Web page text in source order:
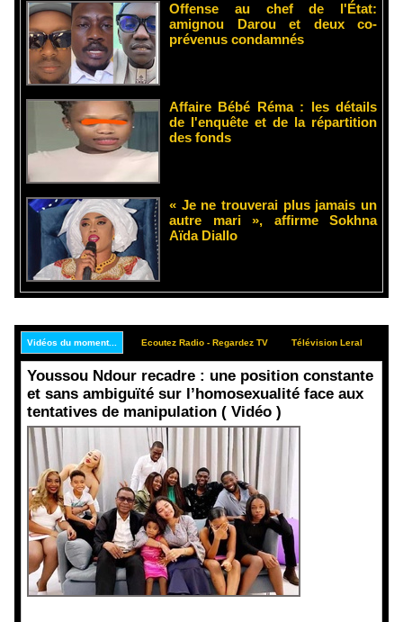
Offense au chef de l'État:
amignou Darou et deux co-
prévenus condamnés
Affaire Bébé Réma : les détails
de l'enquête et de la répartition
des fonds
« Je ne trouverai plus jamais un
autre mari », affirme Sokhna
Aïda Diallo
Vidéos du moment... Ecoutez Radio - Regardez TV Télévision Leral
Youssou Ndour recadre : une position constante
et sans ambiguïté sur l’homosexualité face aux
tentatives de manipulation ( Vidéo )